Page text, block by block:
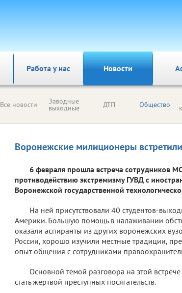
Работа у нас Новости
Все новости Заводные
выходные ДТП Общество
Воронежские милиционеры
6 февраля прошла встреча сотрудников
противодействию экстремизму ГУВД с
Воронежской государственной
На ней присутствовали 40 студентов-
Америки. Большую помощь в налаживании
оказали аспиранты из других воронежских
России, хорошо изучили местные традиции,
опыт общения с сотрудниками
Основной темой разговора на этой
стать жертвой преступных посягательств.